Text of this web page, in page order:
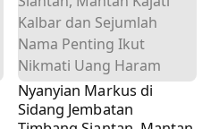
Nyanyian Markus di
Sidang Jembatan